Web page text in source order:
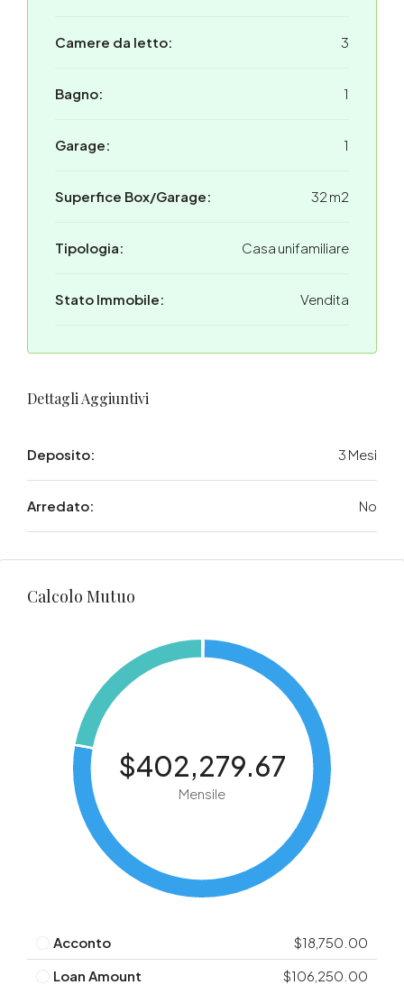
Camere da letto: 3
Bagno: 1
Garage: 1
Superfice Box/Garage: 32 m2
Tipologia: Casa unifamiliare
Stato Immobile: Vendita
Dettagli Aggiuntivi
Deposito: 3 Mesi
Arredato: No
Calcolo Mutuo
$402,279.67
Mensile
Acconto
$18,750.00
Loan Amount
$106,250.00